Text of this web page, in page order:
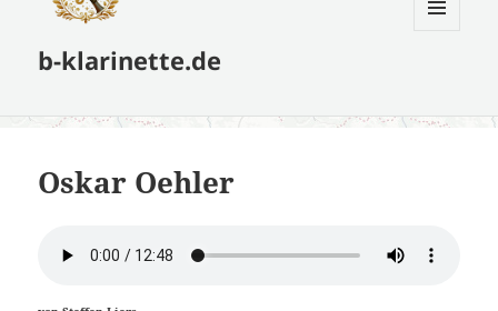
b-klarinette.de
Oskar Oehler